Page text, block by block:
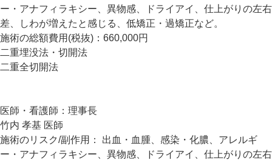
ー・アナフィラキシー、異物感、ドライアイ、仕上がりの左右
差、しわが増えたと感じる、低矯正・過矯正など。
施術の総額費用(税抜)： 660,000円
二重埋没法・切開法
二重全切開法
医師・看護師： 理事長
竹内 孝基 医師
施術のリスク/副作用：
出血・血腫、感染・化膿、アレルギ
ー・アナフィラキシー、異物感、ドライアイ、仕上がりの左右